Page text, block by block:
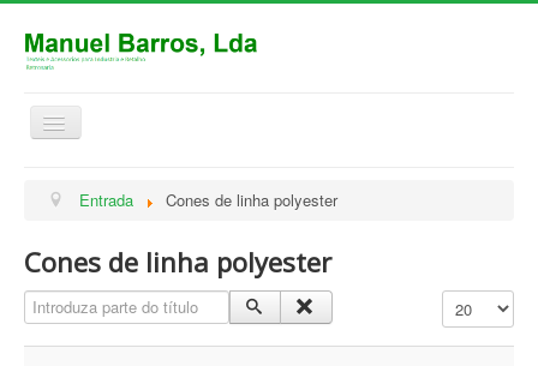
Ativar/Desativar
navegação
Contactos
Mapa do site
Entrada Cones de linha polyester
Cones de linha polyester
Introduza parte do título Qtd. a